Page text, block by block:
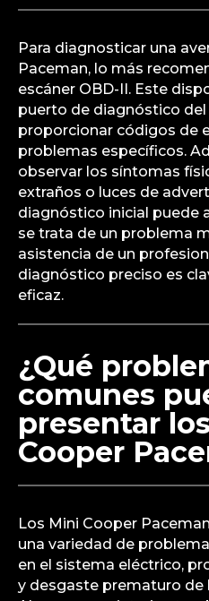
Para diagnosticar una
Paceman, lo más
escáner OBD-II. Este
puerto de diagnóstico
proporcionar códigos de
problemas específicos.
observar los síntomas
extraños o luces de
diagnóstico inicial puede
se trata de un problema
asistencia de un
diagnóstico preciso es
eficaz.
¿Qué
comunes
presentar
Cooper
Los Mini Cooper
una variedad de
en el sistema eléctrico,
y desgaste prematuro de